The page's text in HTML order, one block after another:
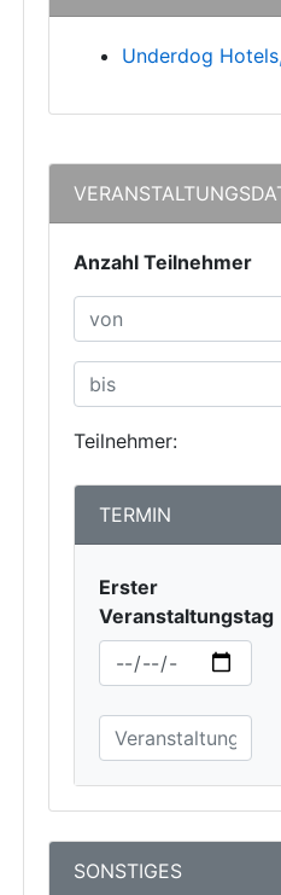
Underdog
Anzahl Teilnehmer
Teilnehmer:
TERMIN
Erster
Veranstaltungstag
SONSTIGES